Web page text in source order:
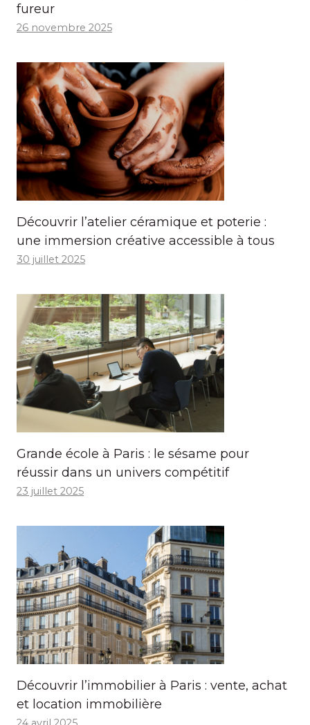
fureur
26 novembre 2025
Découvrir l’atelier céramique et poterie :
une immersion créative accessible à tous
30 juillet 2025
Grande école à Paris : le sésame pour
réussir dans un univers compétitif
23 juillet 2025
Découvrir l’immobilier à Paris : vente, achat
et location immobilière